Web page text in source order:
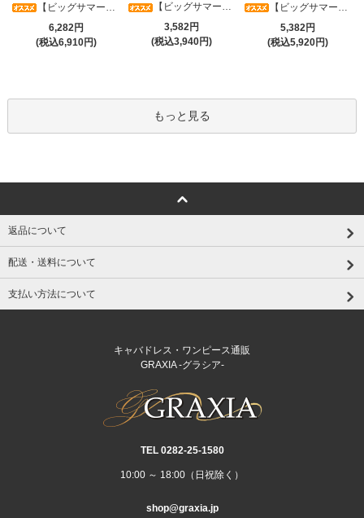
【ビッグサマーセール対象品】アシメカシュクール7分袖ワンピース(キャバドレス・CABARETDRESS)
6,282円
(税込6,910円)
【ビッグサマーセール対象品】タイトなボディラインが引き立つニットワンピース(キャバドレス・CABARETDRESS)
3,582円
(税込3,940円)
【ビッグサマーセール対象品】光沢シアースリーブが軽やかなカシュクールVネックドレープミディドレス(キャバドレス・CABARETDRESS)
5,382円
(税込5,920円)
もっと見る
返品について
配送・送料について
支払い方法について
キャバドレス・ワンピース通販
GRAXIA -グラシア-
TEL 0282‐25‐1580
10:00 ～ 18:00（日祝除く）
shop@graxia.jp